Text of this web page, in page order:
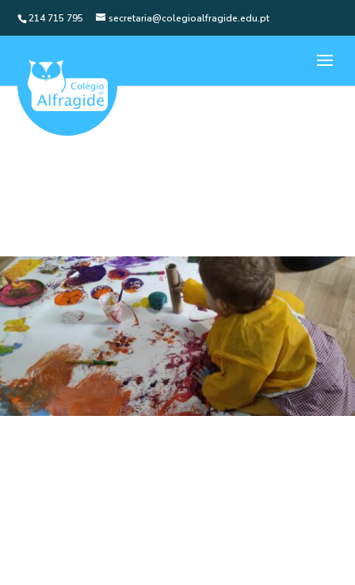
214 715 795 secretaria@colegioalfragide.edu.pt